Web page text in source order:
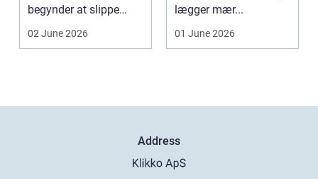
begynder at slippe
02 June 2026
lægger mær...
01 June 2026
Address